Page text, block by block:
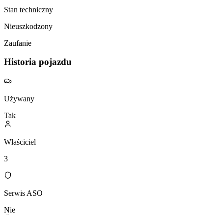
Stan techniczny
Nieuszkodzony
Zaufanie
Historia pojazdu
Używany
Tak
Właściciel
3
Serwis ASO
Nie